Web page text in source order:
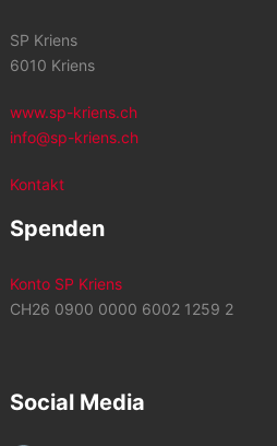
SP Kriens
6010 Kriens
www.sp-kriens.ch
info@sp-kriens.ch
Kontakt
Spenden
Konto SP Kriens
CH26 0900 0000 6002 1259 2
Social Media